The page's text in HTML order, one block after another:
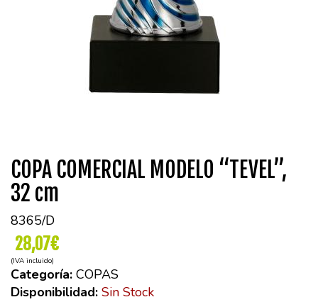
COPA COMERCIAL MODELO “TEVEL”,
32 cm
8365/D
28,07€
(IVA incluido)
Categoría: COPAS
Disponibilidad: Sin Stock